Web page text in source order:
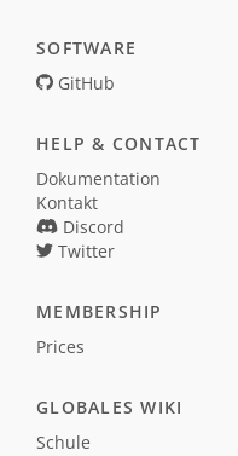
SOFTWARE
GitHub
HELP & CONTACT
Dokumentation
Kontakt
Discord
Twitter
MEMBERSHIP
Prices
GLOBALES WIKI
Schule